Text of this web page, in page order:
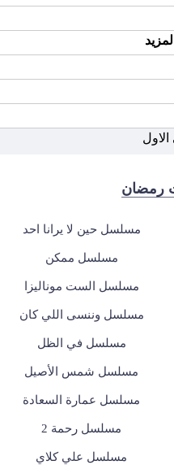
الاول
رمضان
مسلسل حين لا يرانا احد
مسلسل ممكن
مسلسل الست موناليزا
مسلسل وننسى اللي كان
مسلسل في الظل
مسلسل شمس الأصيل
مسلسل عمارة السعادة
مسلسل رحمة 2
مسلسل علي كلاي